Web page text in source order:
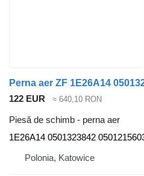
122 EUR ≈ 640,10 RON
Piesă de schimb - perna aer
1E26A14 0501323842
Polonia, Katowice